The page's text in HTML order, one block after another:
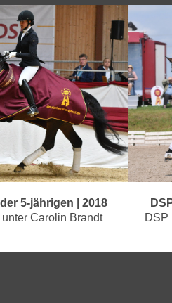
5-jährigen | 2018
Carolin Brandt
DSP